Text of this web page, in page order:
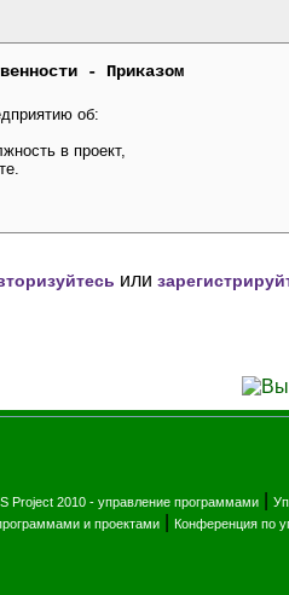
- Приказом
об:
в проект,
или
Project 2010 - управление программами
и проектами| Конференция по